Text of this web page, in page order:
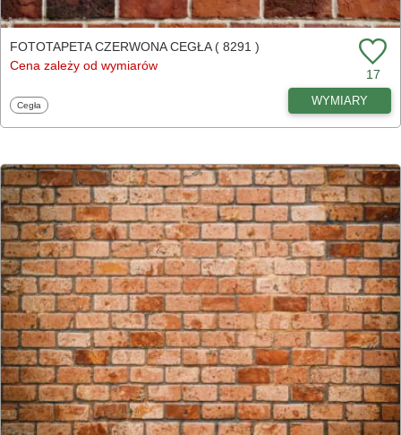
FOTOTAPETA CZERWONA CEGŁA ( 8291 )
Cena zależy od wymiarów
17
Fototapety
Cegła WYMIARY